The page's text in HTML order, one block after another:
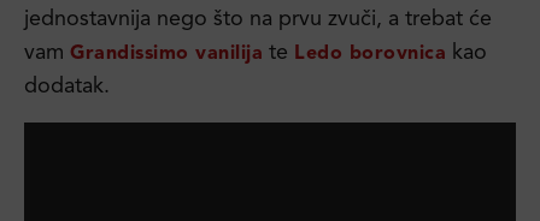
jednostavnija nego što na prvu zvuči, a trebat će
vam Grandissimo vanilija te Ledo borovnica kao
dodatak.